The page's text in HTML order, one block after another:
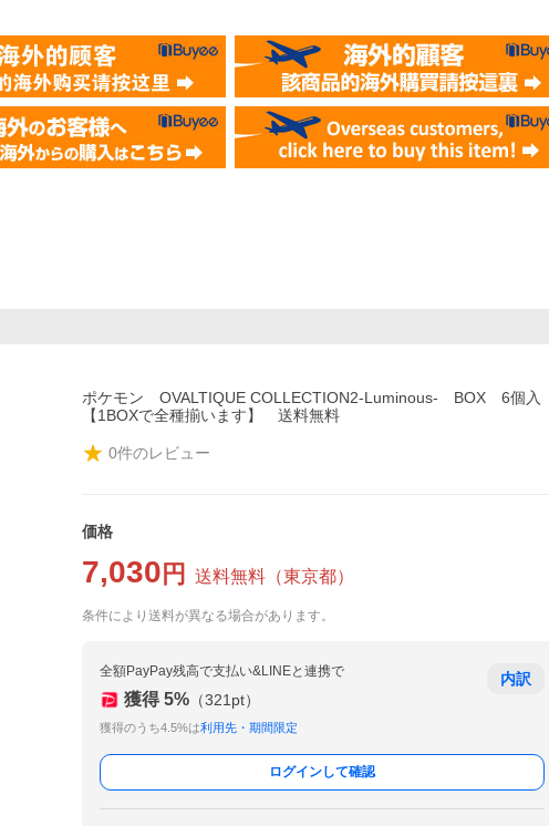
ポケモン OVALTIQUE COLLECTION2-Luminous- BOX 6個入
【1BOXで全種揃います】 送料無料
0件のレビュー
価格
7,030 円 送料無料 （東京都）
条件により送料が異なる場合があります。
全額PayPay残高で支払い&LINEと連携で
獲得 5% （321 pt）
獲得のうち4.5%は利用先・期間限定
内訳
ログインして確認